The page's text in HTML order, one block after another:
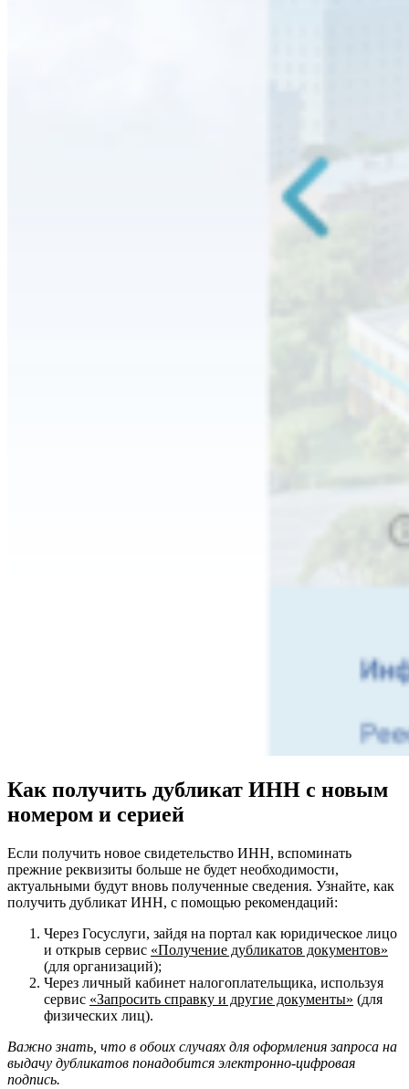
Как получить дубликат ИНН с новым
номером и серией
Если получить новое свидетельство ИНН, вспоминать
прежние реквизиты больше не будет необходимости,
актуальными будут вновь полученные сведения. Узнайте, как
получить дубликат ИНН, с помощью рекомендаций:
Через Госуслуги, зайдя на портал как юридическое лицо
и открыв сервис «Получение дубликатов документов»
(для организаций);
Через личный кабинет налогоплательщика, используя
сервис «Запросить справку и другие документы» (для
физических лиц).
Важно знать, что в обоих случаях для оформления запроса на
выдачу дубликатов понадобится электронно-цифровая
подпись.